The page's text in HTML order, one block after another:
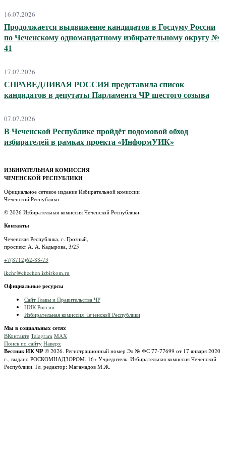
16.07.2026
Продолжается выдвижение кандидатов в Госдуму России
по Чеченскому одномандатному избирательному округу №
41
17.07.2026
СПРАВЕДЛИВАЯ РОССИЯ представила список
кандидатов в депутаты Парламента ЧР шестого созыва
07.07.2026
В Чеченской Республике пройдёт подомовой обход
избирателей в рамках проекта «ИнформУИК»
ИЗБИРАТЕЛЬНАЯ КОМИССИЯ
ЧЕЧЕНСКОЙ РЕСПУБЛИКИ
Официальное сетевое издание Избирательной комиссии
Чеченской Республики
© 2026 Избирательная комиссия Чеченской Республики
Контакты
Чеченская Республика, г. Грозный,
проспект А. А. Кадырова, 3/25
+7(8712)62-88-73
ikchr@chechen.izbirkom.ru
Официальные ресурсы
Сайт Главы и Правительства ЧР
ЦИК России
Избирательная комиссия Чеченской Республики
Мы в социальных сетях
ВКонтакте Telegram MAX
Поиск по сайту Наверх
Вестник ИК ЧР © 2026. Регистрационный номер Эл № ФС 77-77699 от 17 января 2020
г., выдано РОСКОМНАДЗОРОМ. 16+ Учредитель: Избирательная комиссия Чеченской
Республики. Гл. редактор: Магамадов М.Ж.